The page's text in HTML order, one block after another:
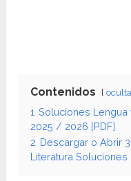
Contenidos
1 Soluciones Lengua
2025 / 2026 [PDF]
2 Descargar o Abrir
Literatura Soluciones